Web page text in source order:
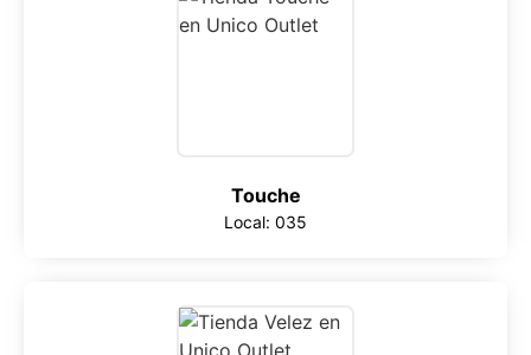
Touche
Local: 035